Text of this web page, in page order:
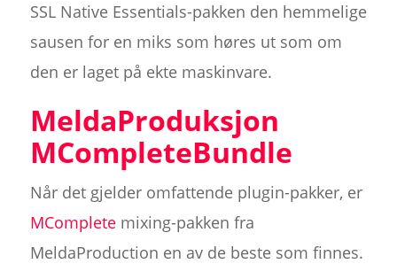
SSL Native Essentials-pakken den hemmelige
sausen for en miks som høres ut som om
den er laget på ekte maskinvare.
MeldaProduksjon
MCompleteBundle
Når det gjelder omfattende plugin-pakker, er
MCompletemixing-pakken fra
MeldaProduction en av de beste som finnes.